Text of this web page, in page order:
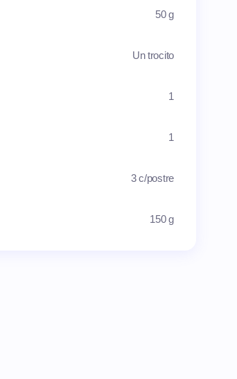
50 g
Un trocito
1
1
3 c/postre
150 g